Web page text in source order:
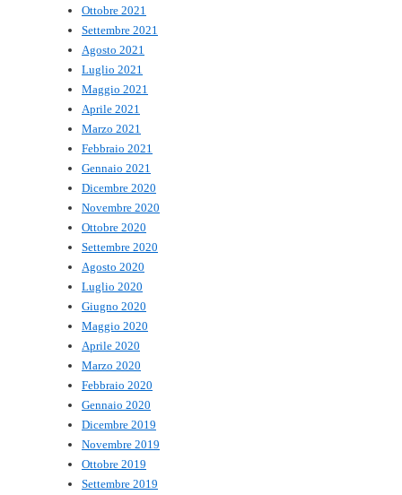
Ottobre 2021
Settembre 2021
Agosto 2021
Luglio 2021
Maggio 2021
Aprile 2021
Marzo 2021
Febbraio 2021
Gennaio 2021
Dicembre 2020
Novembre 2020
Ottobre 2020
Settembre 2020
Agosto 2020
Luglio 2020
Giugno 2020
Maggio 2020
Aprile 2020
Marzo 2020
Febbraio 2020
Gennaio 2020
Dicembre 2019
Novembre 2019
Ottobre 2019
Settembre 2019